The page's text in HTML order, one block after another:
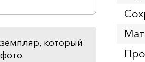
который